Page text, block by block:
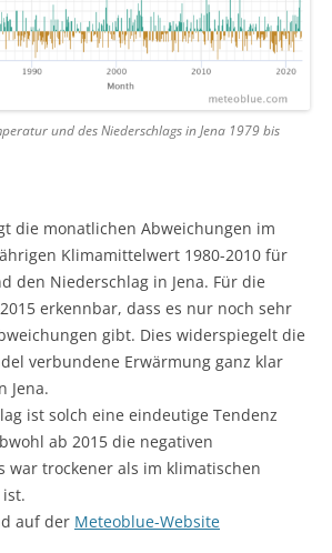
und des Niederschlags in Jena 1979 bis
die monatlichen Abweichungen im
Klimamittelwert 1980-2010 für
den Niederschlag in Jena. Für die
erkennbar, dass es nur noch sehr
gibt. Dies widerspiegelt die
verbundene Erwärmung ganz klar
Jena.
ist solch eine eindeutige Tendenz
ab 2015 die negativen
war trockener als im klimatischen
auf der Meteoblue-Website